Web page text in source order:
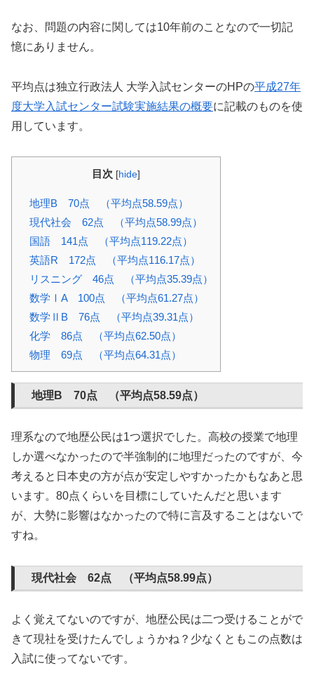
なお、問題の内容に関しては10年前のことなので一切記
憶にありません。
平均点は独立行政法人 大学入試センターのHPの平成27年
度大学入試センター試験実施結果の概要に記載のものを使
用しています。
目次 [hide]
地理B 70点 （平均点58.59点）
現代社会 62点 （平均点58.99点）
国語 141点 （平均点119.22点）
英語R 172点 （平均点116.17点）
リスニング 46点 （平均点35.39点）
数学ⅠA 100点 （平均点61.27点）
数学ⅡB 76点 （平均点39.31点）
化学 86点 （平均点62.50点）
物理 69点 （平均点64.31点）
地理B 70点 （平均点58.59点）
理系なので地歴公民は1つ選択でした。高校の授業で地理
しか選べなかったので半強制的に地理だったのですが、今
考えると日本史の方が点が安定しやすかったかもなあと思
います。80点くらいを目標にしていたんだと思います
が、大勢に影響はなかったので特に言及することはないで
すね。
現代社会 62点 （平均点58.99点）
よく覚えてないのですが、地歴公民は二つ受けることがで
きて現社を受けたんでしょうかね？少なくともこの点数は
入試に使ってないです。